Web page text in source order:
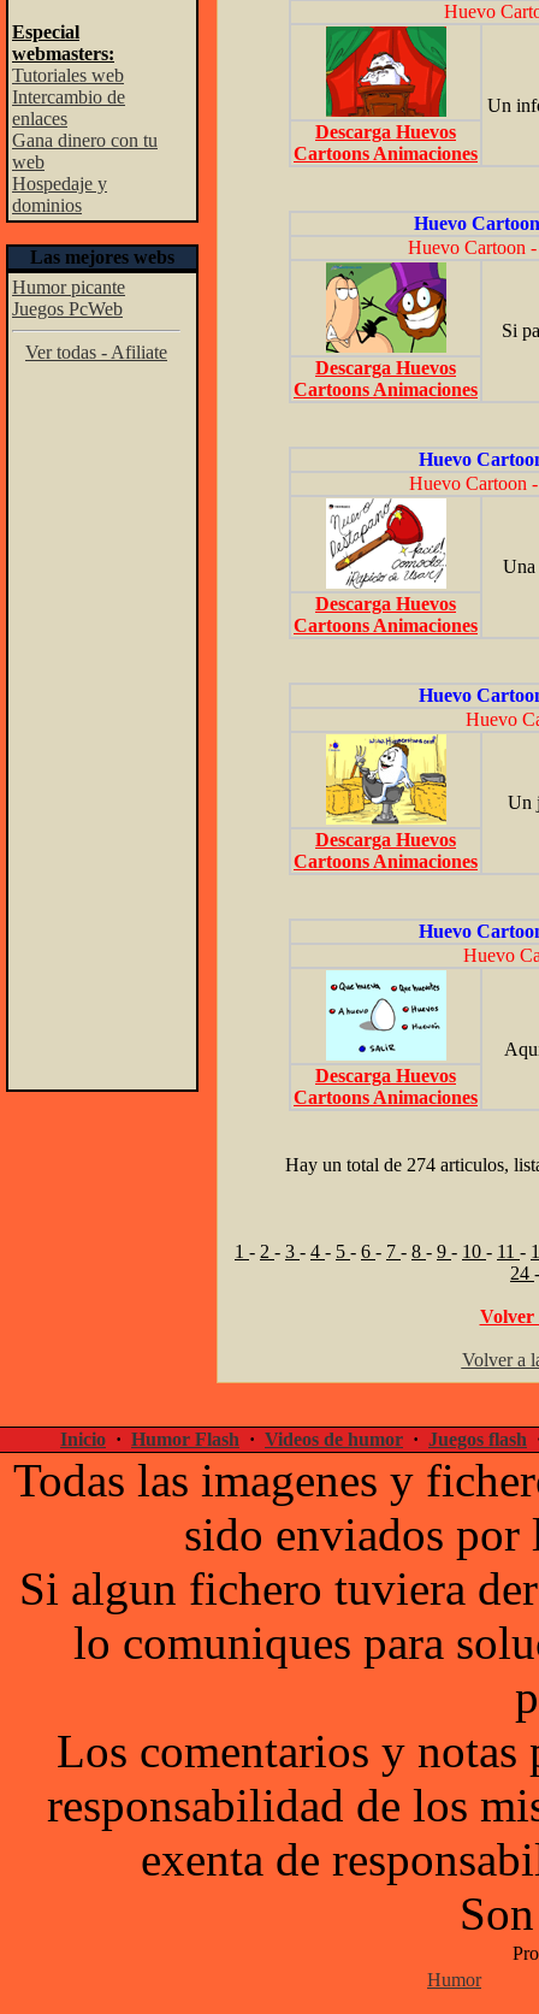
Especial
webmasters:
Tutoriales web
Intercambio de
enlaces
Gana dinero con tu
web
Hospedaje y
dominios
Las mejores webs
Humor picante
Juegos PcWeb
Ver todas - Afiliate
Huevo
Un
Descarga Huevos
Cartoons Animaciones
Huevo
Huevo Cartoon
Si
Descarga Huevos
Cartoons Animaciones
Huevo
Huevo Cartoon
Una
Descarga Huevos
Cartoons Animaciones
Huevo
Huevo
Un
Descarga Huevos
Cartoons Animaciones
Huevo
Huevo
Descarga Huevos
Cartoons Animaciones
Hay un total de 274 articulos,
1 - 2 - 3 - 4 - 5 - 6 - 7 - 8 - 9 - 10 - 11 -
24
Volver
Volver a
Inicio · Humor Flash · Videos de humor · Juegos flash
Todas las imagenes y
sido enviados por
Si algun fichero tuviera
lo comuniques para
Los comentarios y notas
responsabilidad de los
exenta de
Humor